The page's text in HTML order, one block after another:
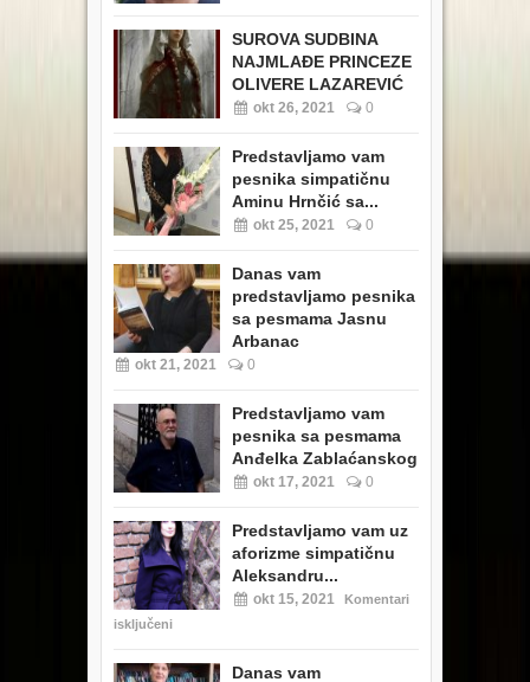
SUROVA SUDBINA
NAJMLAĐE PRINCEZE
OLIVERE LAZAREVIĆ
okt 26, 2021 0
Predstavljamo vam
pesnika simpatičnu
Aminu Hrnčić sa...
okt 25, 2021 0
Danas vam
predstavljamo pesnika
sa pesmama Jasnu
Arbanac
okt 21, 2021 0
Predstavljamo vam
pesnika sa pesmama
Anđelka Zablaćanskog
okt 17, 2021 0
Predstavljamo vam uz
aforizme simpatičnu
Aleksandru...
okt 15, 2021
Komentari
isključeni
Danas vam